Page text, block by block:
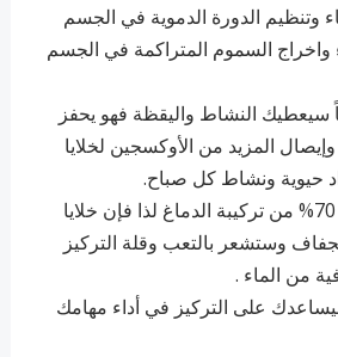
وتنظيم الدورة الدموية في الجسم
واخراج السموم المتراكمة في الجسم
النشاط واليقظة فهو يحفز
المزيد من الأوكسجين لخلايا
حيوية ونشاط كل صباح.
الماء يشكل أكثر من 70% من تركيبة الدماغ لذا فإن خلايا
وستشعر بالتعب وقلة التركيز
من الماء .
على التركيز في أداء مهامك